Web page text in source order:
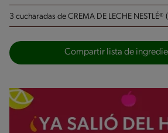
3 cucharadas de CREMA DE LECHE NESTLÉ®
Compartir lista de